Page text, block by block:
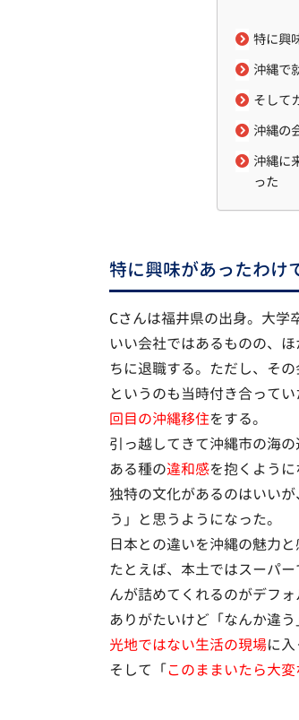
特に興
沖縄で
そして
沖縄の
沖縄に
った
特に興味があったわけ
Cさんは福井県の出身。大学
いい会社ではあるものの、
ちに退職する。ただし、そ
というのも当時付き合って
回目の沖縄移住をする。
引っ越してきて沖縄市の海
ある種の違和感を抱くように
独特の文化があるのはいい
う」と思うようになった。
日本との違いを沖縄の魅力
たとえば、本土ではスーパ
んが詰めてくれるのがデフ
ありがたいけど「なんか違
光地ではない生活の現場に入
そして「このままいたら大